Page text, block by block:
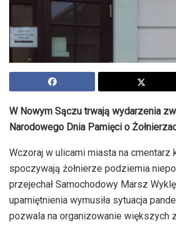
W Nowym Sączu trwają wydarzenia
Narodowego Dnia Pamięci o
Wczoraj w ulicami miasta na cmentarz
spoczywają żołnierze podziemia
przejechał Samochodowy Marsz
upamiętnienia wymusiła sytuacja
pozwala na organizowanie większych